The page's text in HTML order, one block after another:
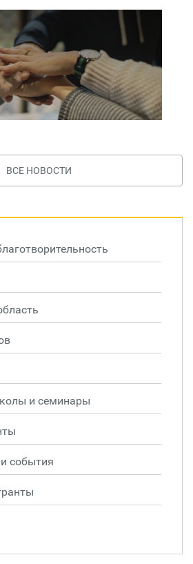
ВСЕ НОВОСТИ
и семинары
события